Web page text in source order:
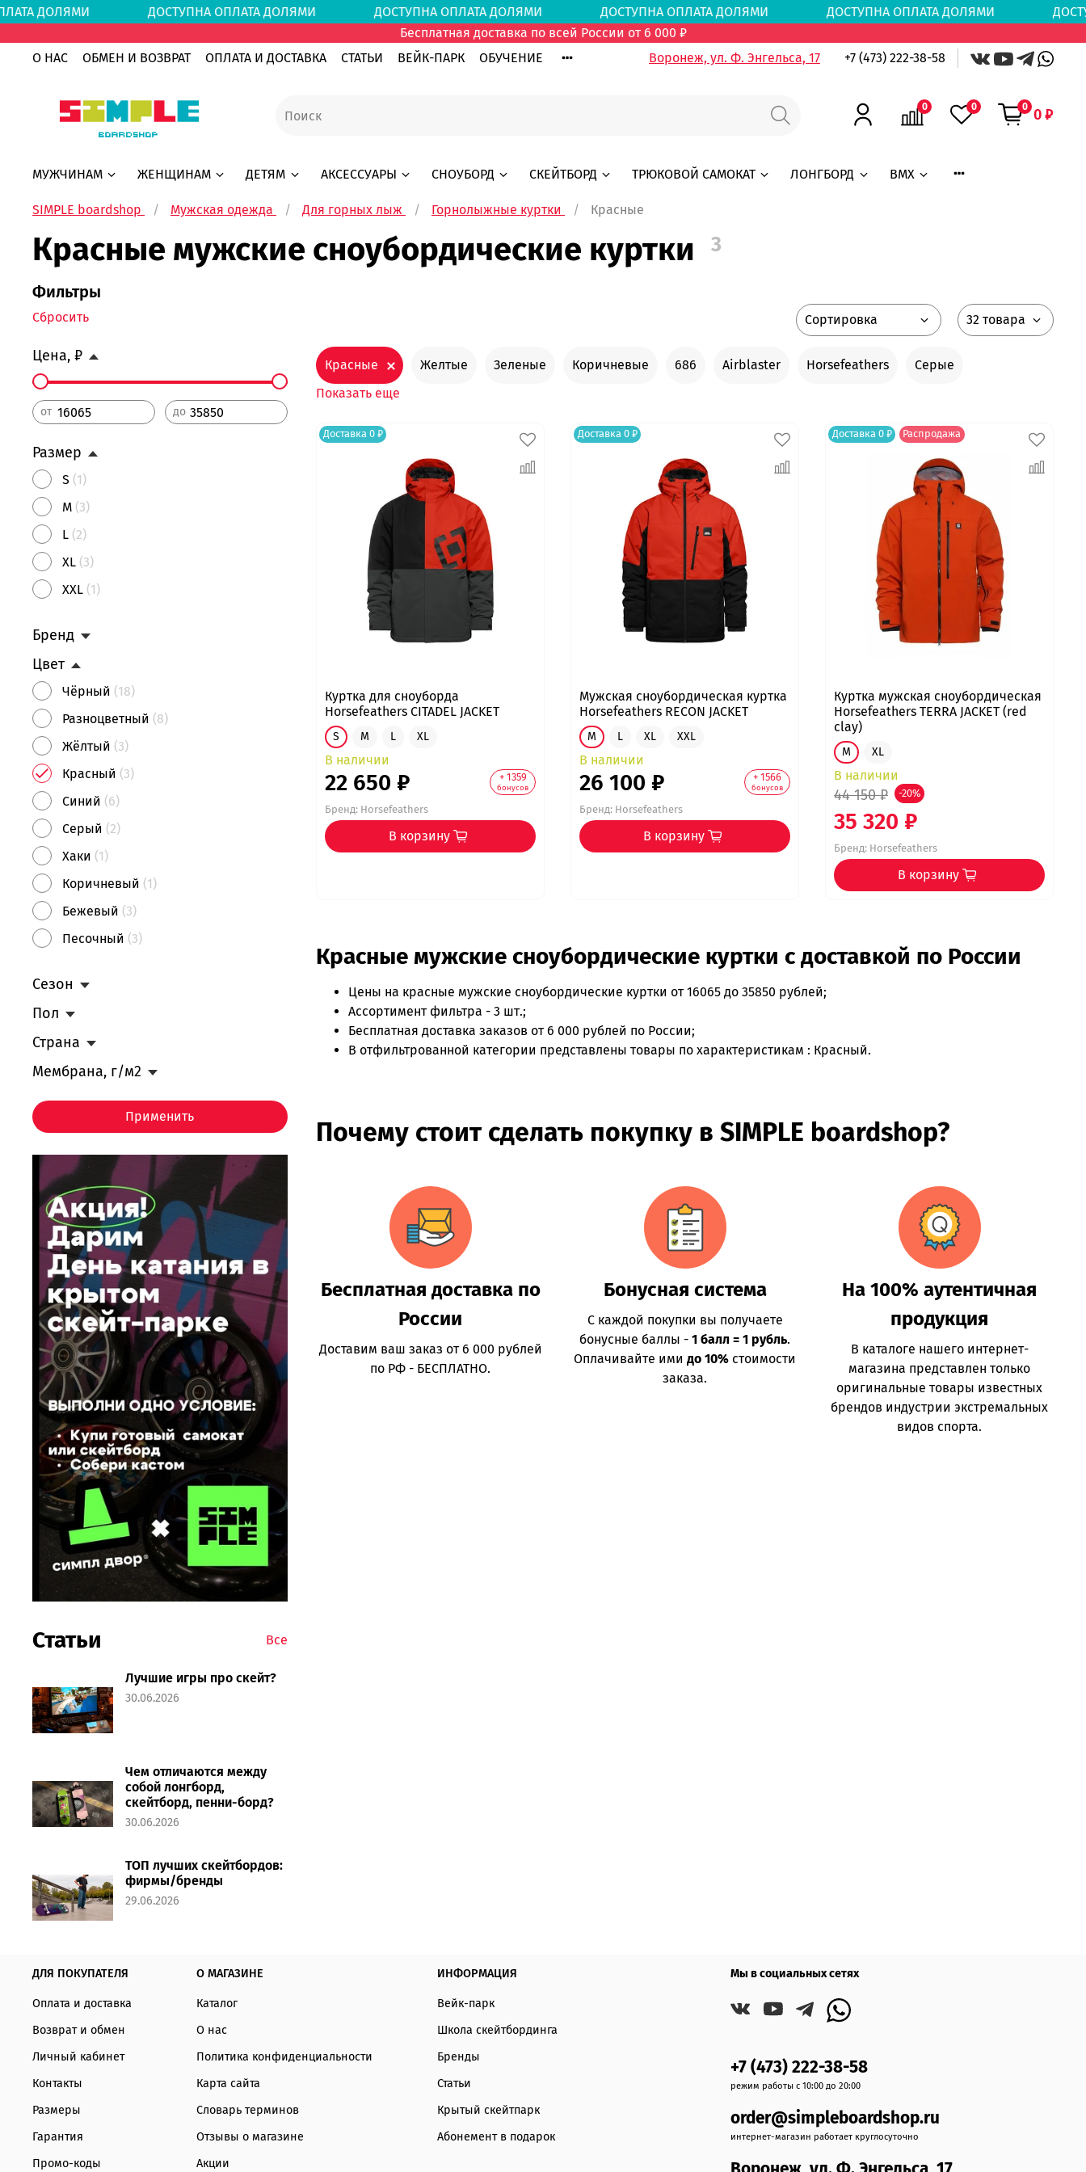
ДОЛЯМИ ДОСТУПНА ОПЛАТА ДОЛЯМИ ДОСТУПНА ОПЛАТА ДОЛЯМИ ДОСТУПНА ОПЛАТА ДОЛЯМИ ДОСТУПНА ОПЛАТА ДОЛЯМИ
Бесплатная доставка по всей России от 6 000 ₽
О НАС
ОБМЕН И ВОЗВРАТ ОПЛАТА И ДОСТАВКА СТАТЬИ ВЕЙК-ПАРК ОБУЧЕНИЕ Воронеж, ул. Ф. Энгельса, 17 +7 (473) 222-38-58
0 0 0 0 ₽
МУЖЧИНАМ ЖЕНЩИНАМ ДЕТЯМ АКСЕССУАРЫ СНОУБОРД СКЕЙТБОРД ТРЮКОВОЙ САМОКАТ ЛОНГБОРД BMX
SIMPLE boardshop Мужская одежда Для горных лыж Горнолыжные куртки Красные
Красные мужские сноубордические куртки 3
Красные Желтые Зеленые Коричневые 686 Airblaster Horsefeathers
Серые
Показать еще
Доставка 0 ₽
Куртка для сноуборда
Horsefeathers CITADEL JACKET
S M L XL
В наличии
22 650 ₽ + 1359
бонусов
Бренд: Horsefeathers
В корзину
Доставка 0 ₽
Мужская сноубордическая куртка
Horsefeathers RECON JACKET
M L XL XXL
В наличии
26 100 ₽ + 1566
бонусов
Бренд: Horsefeathers
В корзину
Доставка 0 ₽ Распродажа
Куртка мужская сноубордическая
Horsefeathers TERRA JACKET (red
clay)
M XL
В наличии
44 150 ₽ -20%
35 320 ₽
Бренд: Horsefeathers
В корзину
Красные мужские сноубордические куртки с доставкой по России
Цены на красные мужские сноубордические куртки от 16065 до 35850 рублей;
Ассортимент фильтра - 3 шт.;
Бесплатная доставка заказов от 6 000 рублей по России;
В отфильтрованной категории представлены товары по характеристикам : Красный.
Почему стоит сделать покупку в SIMPLE boardshop?
Бесплатная доставка по
России
Доставим ваш заказ от 6 000 рублей
по РФ - БЕСПЛАТНО.
Бонусная система
С каждой покупки вы получаете
бонусные баллы -1 балл = 1 рубль.
Оплачивайте имидо 10% стоимости
заказа.
На 100% аутентичная
продукция
В каталоге нашего интернет-
магазина представлен только
оригинальные товары известных
брендов индустрии экстремальных
видов спорта.
Фильтры
Сбросить
Цена, ₽
от до
Размер
S (1)
M (3)
L (2)
XL (3)
XXL (1)
Бренд
Цвет
Чёрный (18)
Разноцветный (8)
Жёлтый (3)
Красный (3)
Синий (6)
Серый (2)
Хаки (1)
Коричневый (1)
Бежевый (3)
Песочный (3)
Зелёный
Голубой
Бирюзовый
Оливковый(1)
Сезон
Пол
Страна
Мембрана, г/м2
Применить
Статьи Все
Лучшие игры про скейт?
30.06.2026
Чем отличаются между
собой лонгборд,
скейтборд, пенни-борд?
30.06.2026
ТОП лучших скейтбордов:
фирмы/бренды
29.06.2026
ДЛЯ ПОКУПАТЕЛЯ
Оплата и доставка
Возврат и обмен
Личный кабинет
Контакты
Размеры
Гарантия
Промо-коды
О МАГАЗИНЕ
Каталог
О нас
Политика конфиденциальности
Карта сайта
Словарь терминов
Отзывы о магазине
Акции
ИНФОРМАЦИЯ
Вейк-парк
Школа скейтбординга
Бренды
Статьи
Крытый скейтпарк
Абонемент в подарок
Мы в социальных сетях
+7 (473) 222-38-58
режим работы с 10:00 до 20:00
order@simpleboardshop.ru
интернет-магазин работает круглосуточно